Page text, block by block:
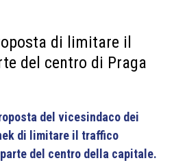
di limitare il
del centro di Praga
del vicesindaco dei
di limitare il traffico
del centro della capitale.